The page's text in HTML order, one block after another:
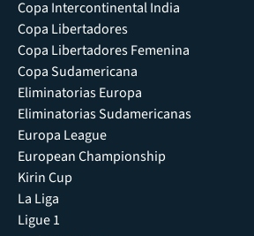
Copa Intercontinental India
Copa Libertadores
Copa Libertadores Femenina
Copa Sudamericana
Eliminatorias Europa
Eliminatorias Sudamericanas
Europa League
European Championship
Kirin Cup
La Liga
Ligue 1